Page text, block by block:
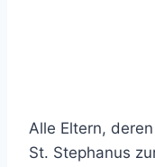
Alle Eltern,
St. Stephanus